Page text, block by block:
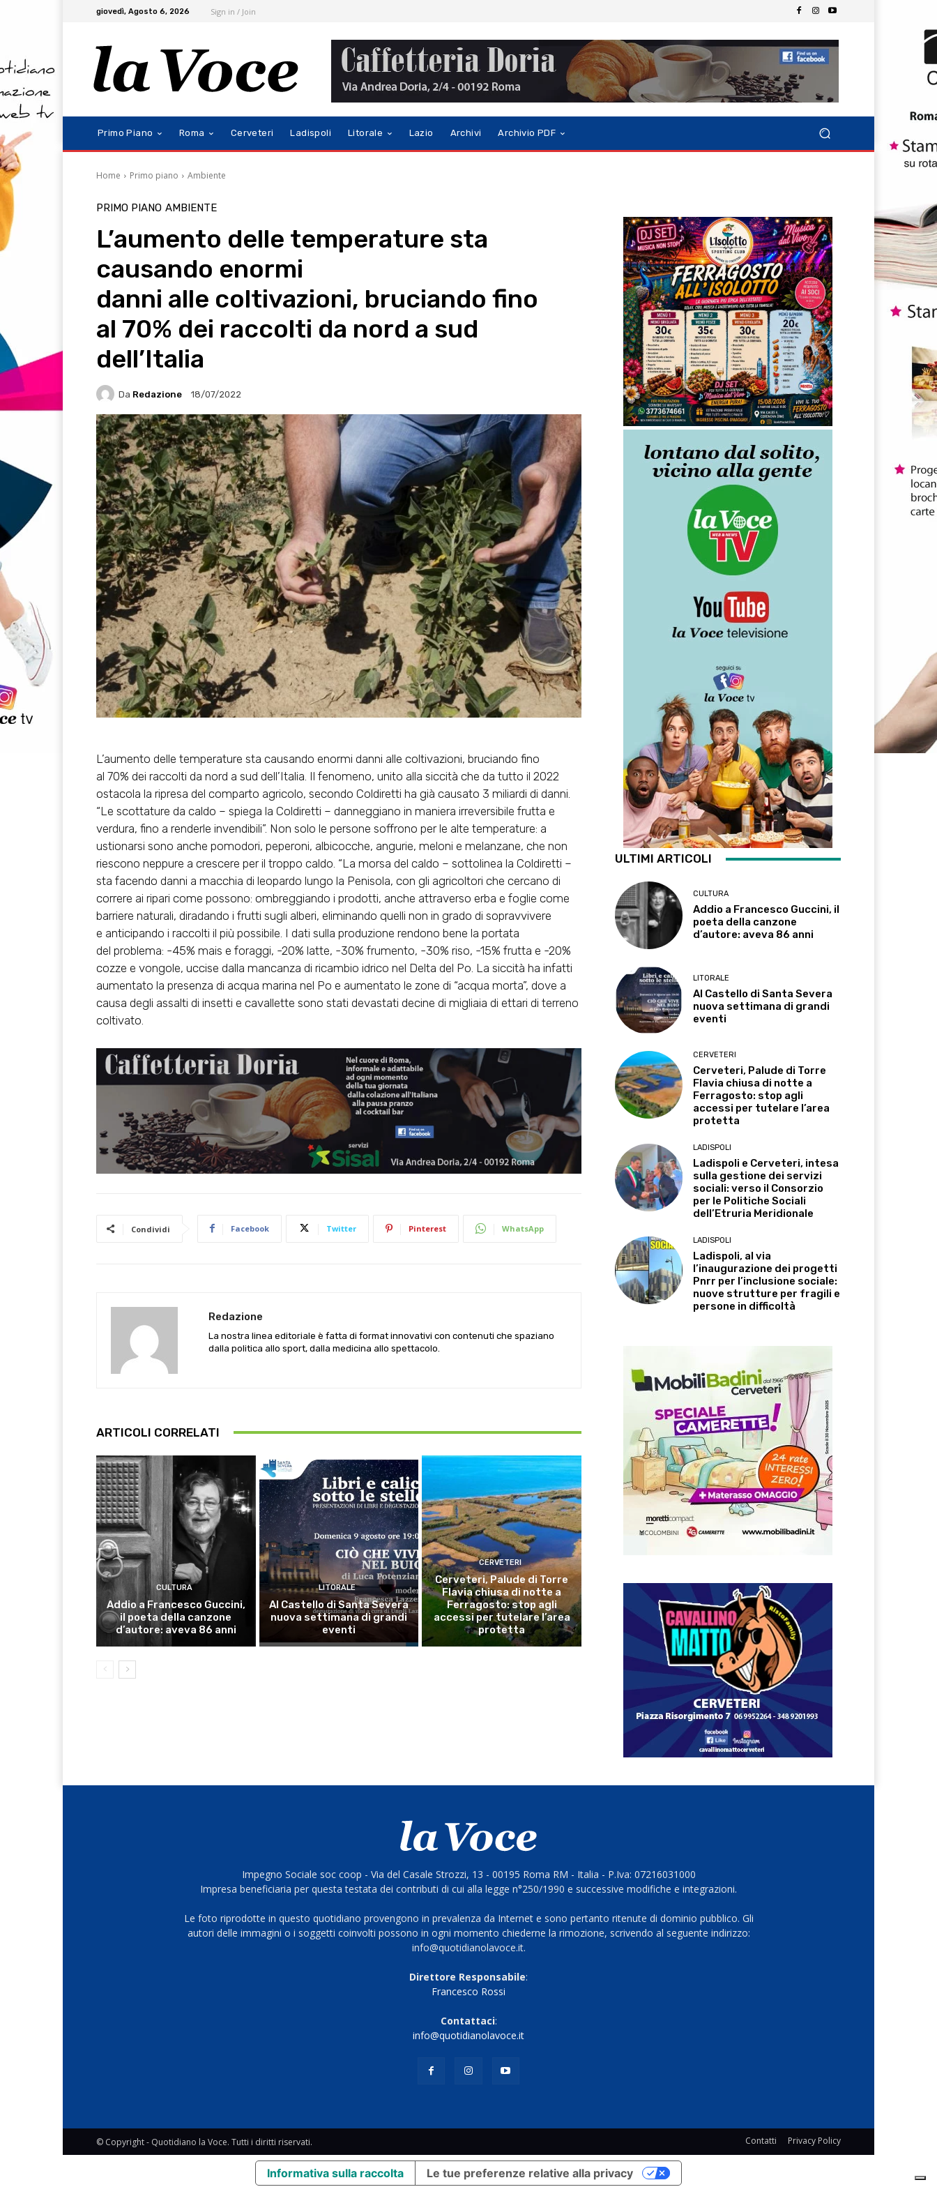
giovedì, Agosto 6, 2026 Sign in / Join
Primo Piano Roma Cerveteri Ladispoli Litorale Lazio Archivi Archivio PDF
Home Primo piano Ambiente
PRIMO PIANO AMBIENTE
L’aumento delle temperature sta
causando enormi
danni alle coltivazioni, bruciando fino
al 70% dei raccolti da nord a sud
dell’Italia
Da Redazione 18/07/2022
L’aumento delle temperature sta causando enormi danni alle coltivazioni, bruciando fino
al 70% dei raccolti da nord a sud dell’Italia. Il fenomeno, unito alla siccità che da tutto il 2022
ostacola la ripresa del comparto agricolo, secondo Coldiretti ha già causato 3 miliardi di danni.
“Le scottature da caldo – spiega la Coldiretti – danneggiano in maniera irreversibile frutta e
verdura, fino a renderle invendibili”. Non solo le persone soffrono per le alte temperature: a
ustionarsi sono anche pomodori, peperoni, albicocche, angurie, meloni e melanzane, che non
riescono neppure a crescere per il troppo caldo. “La morsa del caldo – sottolinea la Coldiretti –
sta facendo danni a macchia di leopardo lungo la Penisola, con gli agricoltori che cercano di
correre ai ripari come possono: ombreggiando i prodotti, anche attraverso erba e foglie come
barriere naturali, diradando i frutti sugli alberi, eliminando quelli non in grado di sopravvivere
e anticipando i raccolti il più possibile. I dati sulla produzione rendono bene la portata
del problema: -45% mais e foraggi, -20% latte, -30% frumento, -30% riso, -15% frutta e -20%
cozze e vongole, uccise dalla mancanza di ricambio idrico nel Delta del Po. La siccità ha infatti
aumentato la presenza di acqua marina nel Po e aumentato le zone di “acqua morta”, dove a
causa degli assalti di insetti e cavallette sono stati devastati decine di migliaia di ettari di terreno
coltivato.
Condividi Facebook Twitter Pinterest WhatsApp
Redazione
La nostra linea editoriale è fatta di format innovativi con contenuti che spaziano
dalla politica allo sport, dalla medicina allo spettacolo.
ARTICOLI CORRELATI
CULTURA
Addio a Francesco Guccini,
il poeta della canzone
d’autore: aveva 86 anni
LITORALE
Al Castello di Santa Severa
nuova settimana di grandi
eventi
CERVETERI
Cerveteri, Palude di Torre
Flavia chiusa di notte a
Ferragosto: stop agli
accessi per tutelare l’area
protetta
ULTIMI ARTICOLI
CULTURA
Addio a Francesco Guccini, il
poeta della canzone
d’autore: aveva 86 anni
LITORALE
Al Castello di Santa Severa
nuova settimana di grandi
eventi
CERVETERI
Cerveteri, Palude di Torre
Flavia chiusa di notte a
Ferragosto: stop agli
accessi per tutelare l’area
protetta
LADISPOLI
Ladispoli e Cerveteri, intesa
sulla gestione dei servizi
sociali: verso il Consorzio
per le Politiche Sociali
dell’Etruria Meridionale
LADISPOLI
Ladispoli, al via
l’inaugurazione dei progetti
Pnrr per l’inclusione sociale:
nuove strutture per fragili e
persone in difficoltà
Impegno Sociale soc coop - Via del Casale Strozzi, 13 - 00195 Roma RM - Italia - P.Iva: 07216031000
Impresa beneficiaria per questa testata dei contributi di cui alla legge n°250/1990 e successive modifiche e integrazioni.
Le foto riprodotte in questo quotidiano provengono in prevalenza da Internet e sono pertanto ritenute di dominio pubblico. Gli
autori delle immagini o i soggetti coinvolti possono in ogni momento chiederne la rimozione, scrivendo al seguente indirizzo:
info@quotidianolavoce.it.
Direttore Responsabile:
Francesco Rossi
Contattaci:
info@quotidianolavoce.it
© Copyright - Quotidiano la Voce. Tutti i diritti riservati. Contatti Privacy Policy
Informativa sulla raccolta Le tue preferenze relative alla privacy